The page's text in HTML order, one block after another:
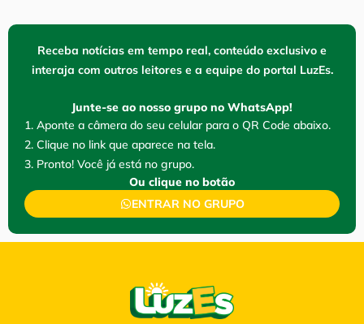
Receba notícias em tempo real, conteúdo exclusivo e
interaja com outros leitores e a equipe do portal LuzEs.
Junte-se ao nosso grupo no WhatsApp!
1. Aponte a câmera do seu celular para o QR Code abaixo.
2. Clique no link que aparece na tela.
3. Pronto! Você já está no grupo.
Ou clique no botão
ENTRAR NO GRUPO